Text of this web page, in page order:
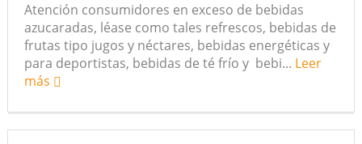
Atención consumidores en exceso de bebidas
azucaradas, léase como tales refrescos, bebidas de
frutas tipo jugos y néctares, bebidas energéticas y
para deportistas, bebidas de té frío y bebi... Leer
más